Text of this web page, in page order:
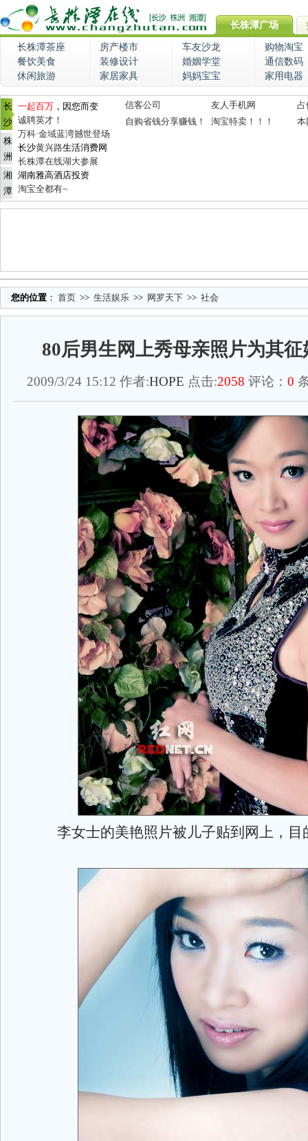
长株潭广场
长株潭茶座 房产楼市 车友沙龙
购物淘宝
餐饮美食
装修设计 婚姻学堂
通信数码
休闲旅游
家居家具 妈妈宝宝 家用电器
长
沙
株
洲
湘
潭
一起百万 ，因您而变
诚聘英才！
万科·金域蓝湾撼世登场
长沙黄兴路生活消费网
长株潭在线湖大参展
湖南雅高酒店投资
淘宝全都有~
信客公司 友人手机网
占
自购省钱分享赚钱！
淘宝特卖！！！ 本
您的位置 ： 首页 >> 生活娱乐 >> 网罗天下 >> 社会
80后男生网上秀母亲照片为其
2009/3/24 15:12 作者:HOPE 点击:2058 评论： 0
李女士的美艳照片被儿子贴到网上，目